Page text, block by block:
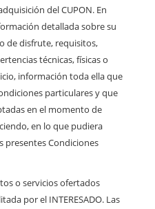
del CUPON. En
detallada sobre su
de disfrute, requisitos,
técnicas, físicas o
información toda ella que
particulares y que
en el momento de
en lo que pudiera
presentes Condiciones
o servicios ofertados
por el INTERESADO. Las